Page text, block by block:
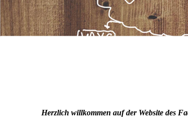
Herzlich willkommen auf der Website des